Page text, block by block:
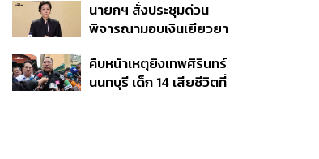
รัฐบาลต้อนรับ ‘มิน อ่อง
หล่าย’
นายกฯ สั่งประชุมด่วน
พิจารณามอบเงินเยียวยา
ลบ. ทุพพลภาพ 7 แสนบาท
บาดเจ็บสาหัส 2 แสนบาท
คืบหน้าเหตุยิงเทพศิรินทร์
นนทบุรี เด็ก 14 เสียชีวิตที่